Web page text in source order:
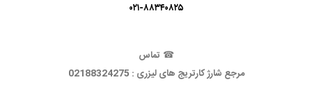
۰۲۱-۸۸۳۴۰۸۲۵
☎ تماس
مرجع شارژ کارتریج های لیزری : 02188324275